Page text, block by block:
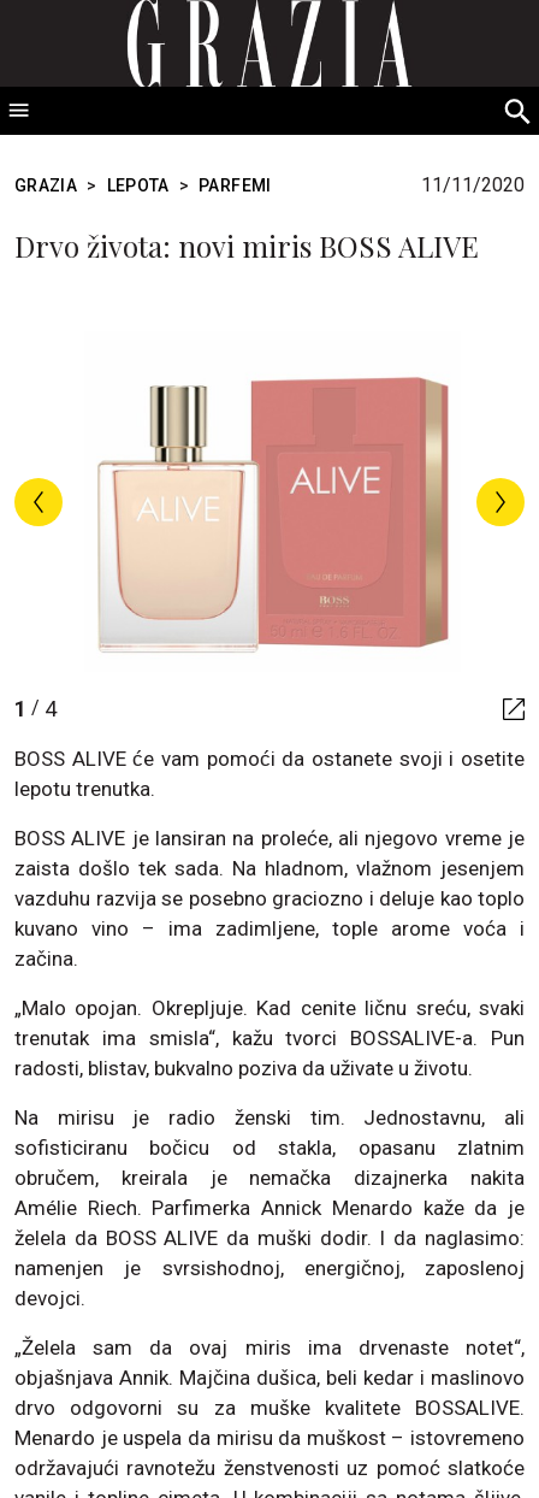
GRAZIA Srbija
GRAZIA > LEPOTA > PARFEMI 11/11/2020
Drvo života: novi miris BOSS ALIVE
1 / 4
BOSS ALIVE će vam pomoći da ostanete svoji i osetite
lepotu trenutka.
BOSS ALIVE je lansiran na proleće, ali njegovo vreme je
zaista došlo tek sada. Na hladnom, vlažnom jesenjem
vazduhu razvija se posebno graciozno i deluje kao toplo
kuvano vino – ima zadimljene, tople arome voća i
začina.
„Malo opojan. Okrepljuje. Kad cenite ličnu sreću, svaki
trenutak ima smisla“, kažu tvorci BOSSALIVE-a. Pun
radosti, blistav, bukvalno poziva da uživate u životu.
Na mirisu je radio ženski tim. Jednostavnu, ali
sofisticiranu bočicu od stakla, opasanu zlatnim
obručem, kreirala je nemačka dizajnerka nakita
Amélie Riech. Parfimerka Annick Menardo kaže da je
želela da BOSS ALIVE da muški dodir. I da naglasimo:
namenjen je svrsishodnoj, energičnoj, zaposlenoj
devojci.
„Želela sam da ovaj miris ima drvenaste notet“,
objašnjava Annik. Majčina dušica, beli kedar i maslinovo
drvo odgovorni su za muške kvalitete BOSSALIVE.
Menardo je uspela da mirisu da muškost – istovremeno
održavajući ravnotežu ženstvenosti uz pomoć slatkoće